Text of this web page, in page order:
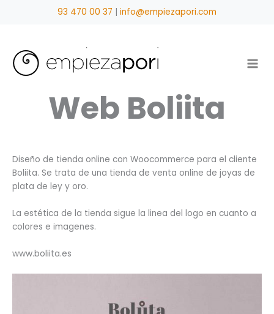
93 470 00 37 | info@empiezapori.com
Web Boliita
Diseño de tienda online con Woocommerce para el cliente
Boliita. Se trata de una tienda de venta online de joyas de
plata de ley y oro.
La estética de la tienda sigue la linea del logo en cuanto a
colores e imagenes.
www.boliita.es